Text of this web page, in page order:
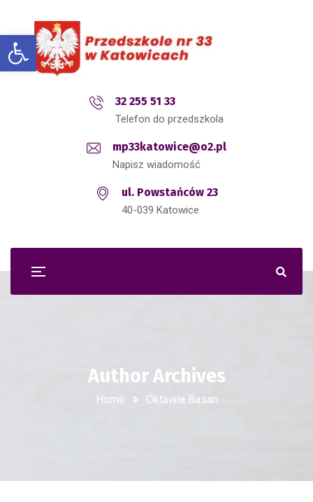
Open toolbar
32 255 51 33
Telefon do przedszkola
mp33katowice@o2.pl
Napisz wiadomość
ul. Powstańców 23
40-039 Katowice
Author Archives
Home Oktawia Basan